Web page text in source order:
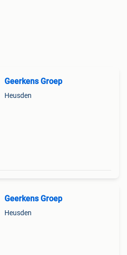
Geerkens Groep
Heusden
Geerkens Groep
Heusden